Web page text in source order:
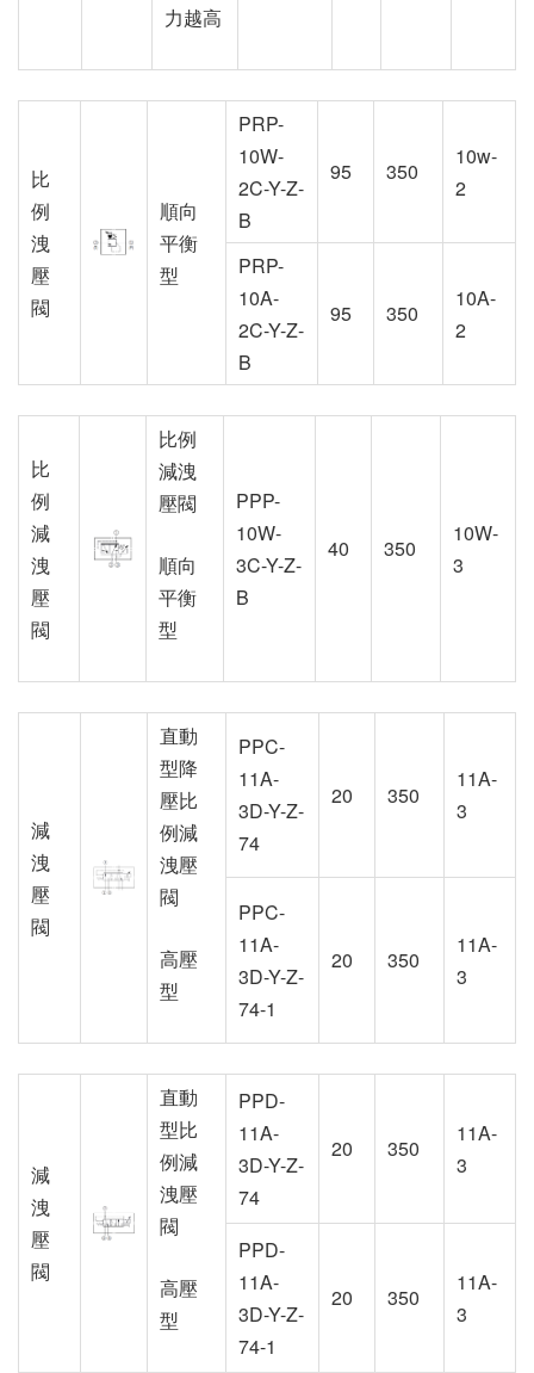
力越高
比
例
洩
壓
閥
順向
平衡
型
PRP-
10W-
2C-Y-Z-
B
95 350
10w-
2
PRP-
10A-
2C-Y-Z-
B
95 350
10A-
2
比
例
減
洩
壓
閥
比例
減洩
壓閥
順向
平衡
型
PPP-
10W-
3C-Y-Z-
B
40 350
10W-
3
減
洩
壓
閥
直動
型降
壓比
例減
洩壓
閥
高壓
型
PPC-
11A-
3D-Y-Z-
74
20 350
11A-
3
PPC-
11A-
3D-Y-Z-
74-1
20 350
11A-
3
減
洩
壓
閥
直動
型比
例減
洩壓
閥
高壓
型
PPD-
11A-
3D-Y-Z-
74
20 350
11A-
3
PPD-
11A-
3D-Y-Z-
74-1
20 350
11A-
3